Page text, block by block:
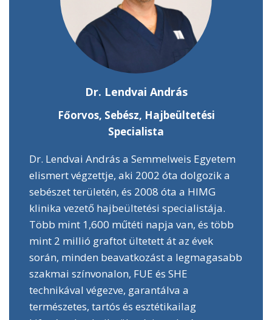
Dr. Lendvai András
Főorvos, Sebész, Hajbeültetési
Specialista
Dr. Lendvai András a Semmelweis Egyetem
elismert végzettje, aki 2002 óta dolgozik a
sebészet területén, és 2008 óta a HIMG
klinika vezető hajbeültetési specialistája.
Több mint 1,600 műtéti napja van, és több
mint 2 millió graftot ültetett át az évek
során, minden beavatkozást a legmagasabb
szakmai színvonalon, FUE és SHE
technikával végezve, garantálva a
természetes, tartós és esztétikailag